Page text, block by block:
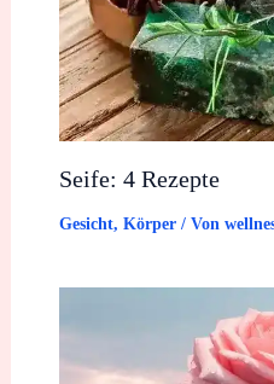
Seife: 4 Rezepte
Gesicht, Körper/ Von